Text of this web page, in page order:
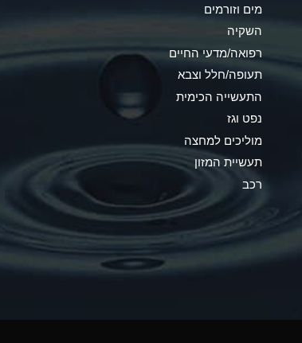
A
*
A
B
מים וזורמים
השקיה
רפואה/מדעי החיים
תעופה/חלל וצבא
התעשייה הכימית
נפט וגז
מוליכים למחצה
תעשיית המזון
רכב